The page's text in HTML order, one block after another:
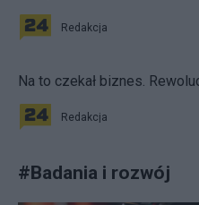
Redakcja
Na to czekał biznes.
Redakcja
#Badania i rozwój